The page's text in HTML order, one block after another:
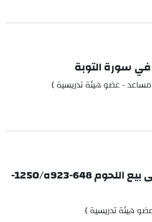
في سورة التوبة
- عضو هيئة تدريسية )
رقابة دولة المماليك على بيع اللحوم 648-923ه/1250-
هيئة تدريسية )